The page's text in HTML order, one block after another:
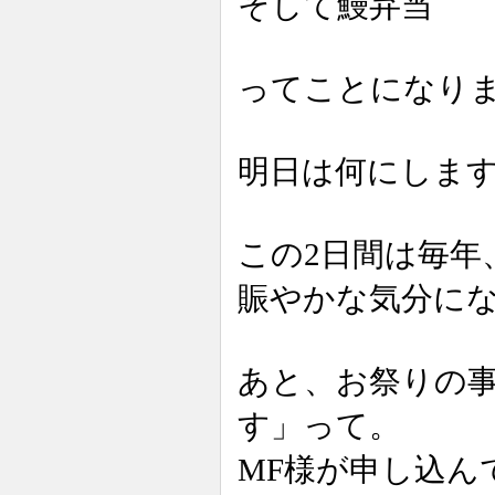
ってことになり
明日は何にしま
この2日間は毎
賑やかな気分に
あと、お祭りの
す」って。
MF様が申し込ん